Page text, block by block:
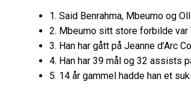
1. Said Benrahma, Mbeumo og
2. Mbeumo sitt store forbilde var
3. Han har gått på Jeanne d’Arc
4. Han har 39 mål og 32 assists
5. 14 år gammel hadde han et